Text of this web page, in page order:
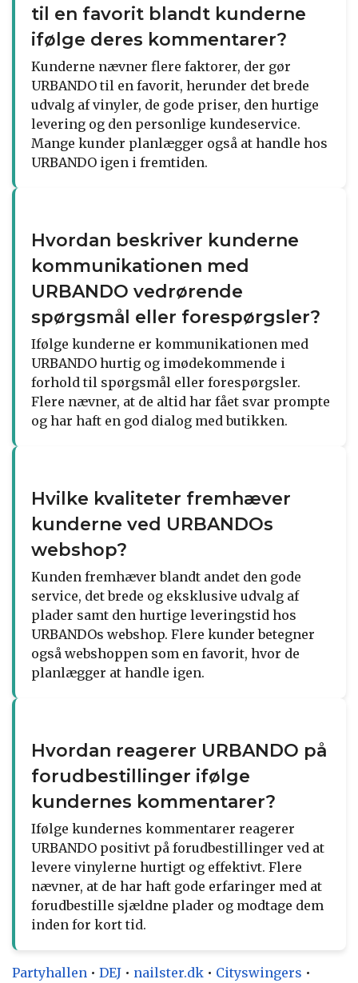
til en favorit blandt kunderne
ifølge deres kommentarer?
Kunderne nævner flere faktorer, der gør
URBANDO til en favorit, herunder det brede
udvalg af vinyler, de gode priser, den hurtige
levering og den personlige kundeservice.
Mange kunder planlægger også at handle hos
URBANDO igen i fremtiden.
Hvordan beskriver kunderne
kommunikationen med
URBANDO vedrørende
spørgsmål eller forespørgsler?
Ifølge kunderne er kommunikationen med
URBANDO hurtig og imødekommende i
forhold til spørgsmål eller forespørgsler.
Flere nævner, at de altid har fået svar prompte
og har haft en god dialog med butikken.
Hvilke kvaliteter fremhæver
kunderne ved URBANDOs
webshop?
Kunden fremhæver blandt andet den gode
service, det brede og eksklusive udvalg af
plader samt den hurtige leveringstid hos
URBANDOs webshop. Flere kunder betegner
også webshoppen som en favorit, hvor de
planlægger at handle igen.
Hvordan reagerer URBANDO på
forudbestillinger ifølge
kundernes kommentarer?
Ifølge kundernes kommentarer reagerer
URBANDO positivt på forudbestillinger ved at
levere vinylerne hurtigt og effektivt. Flere
nævner, at de har haft gode erfaringer med at
forudbestille sjældne plader og modtage dem
inden for kort tid.
Partyhallen • DEJ • nailster.dk • Cityswingers •